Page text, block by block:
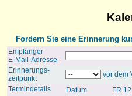
Fordern Sie eine Erinnerung
Empfänger
E-Mail-Adresse
Erinnerungs-
zeitpunkt
vor dem
Termindetails
Datum
FR